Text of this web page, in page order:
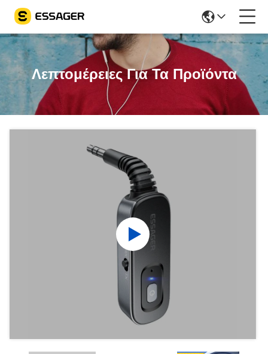
Λεπτομέρειες Για Τα Προϊόντα